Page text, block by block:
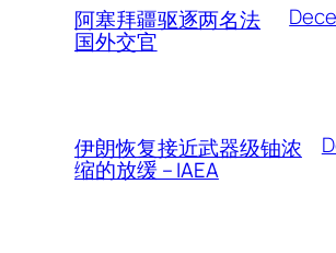
阿塞拜疆驱逐两名法
国外交官
伊朗恢复接近武器级铀浓
缩的放缓 – IAEA